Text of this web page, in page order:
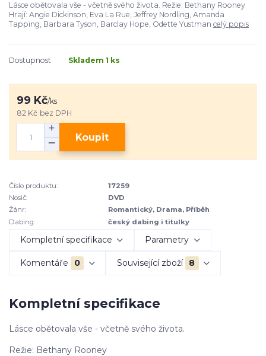
Lásce obětovala vše - včetně svého života. Režie: Bethany Rooney
Hrají: Angie Dickinson, Eva La Rue, Jeffrey Nordling, Amanda
Tapping, Barbara Tyson, Barclay Hope, Odette Yustman celý popis
Dostupnost Skladem 1 ks
99 Kč/ks
82 Kč bez DPH
Koupit
Číslo produktu:
17259
Nosič:
DVD
Žánr:
Romantický, Drama, Příběh
Dabing:
český dabing i titulky
Kompletní specifikace Parametry
Komentáře 0 Související zboží 8
Kompletní specifikace
Lásce obětovala vše - včetně svého života.
Režie: Bethany Rooney